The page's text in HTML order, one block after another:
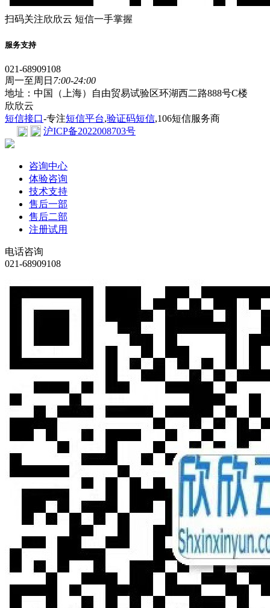
扫码关注欣欣云 短信一手掌握
服务支持
021-68909108
周一至周日 7:00-24:00
地址：中国（上海）自由贸易试验区环湖西二路888号C楼
欣欣云
短信接口-专注短信平台,验证码短信,106短信服务商
沪ICP备2022008703号
咨询中心
体验咨询
技术支持
售后一部
售后二部
注册试用
电话咨询
021-68909108